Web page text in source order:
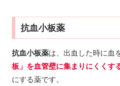
抗血小板薬
抗血小板薬は、出血した時に血
板」を血管壁に集まりにくくす
にする薬です。